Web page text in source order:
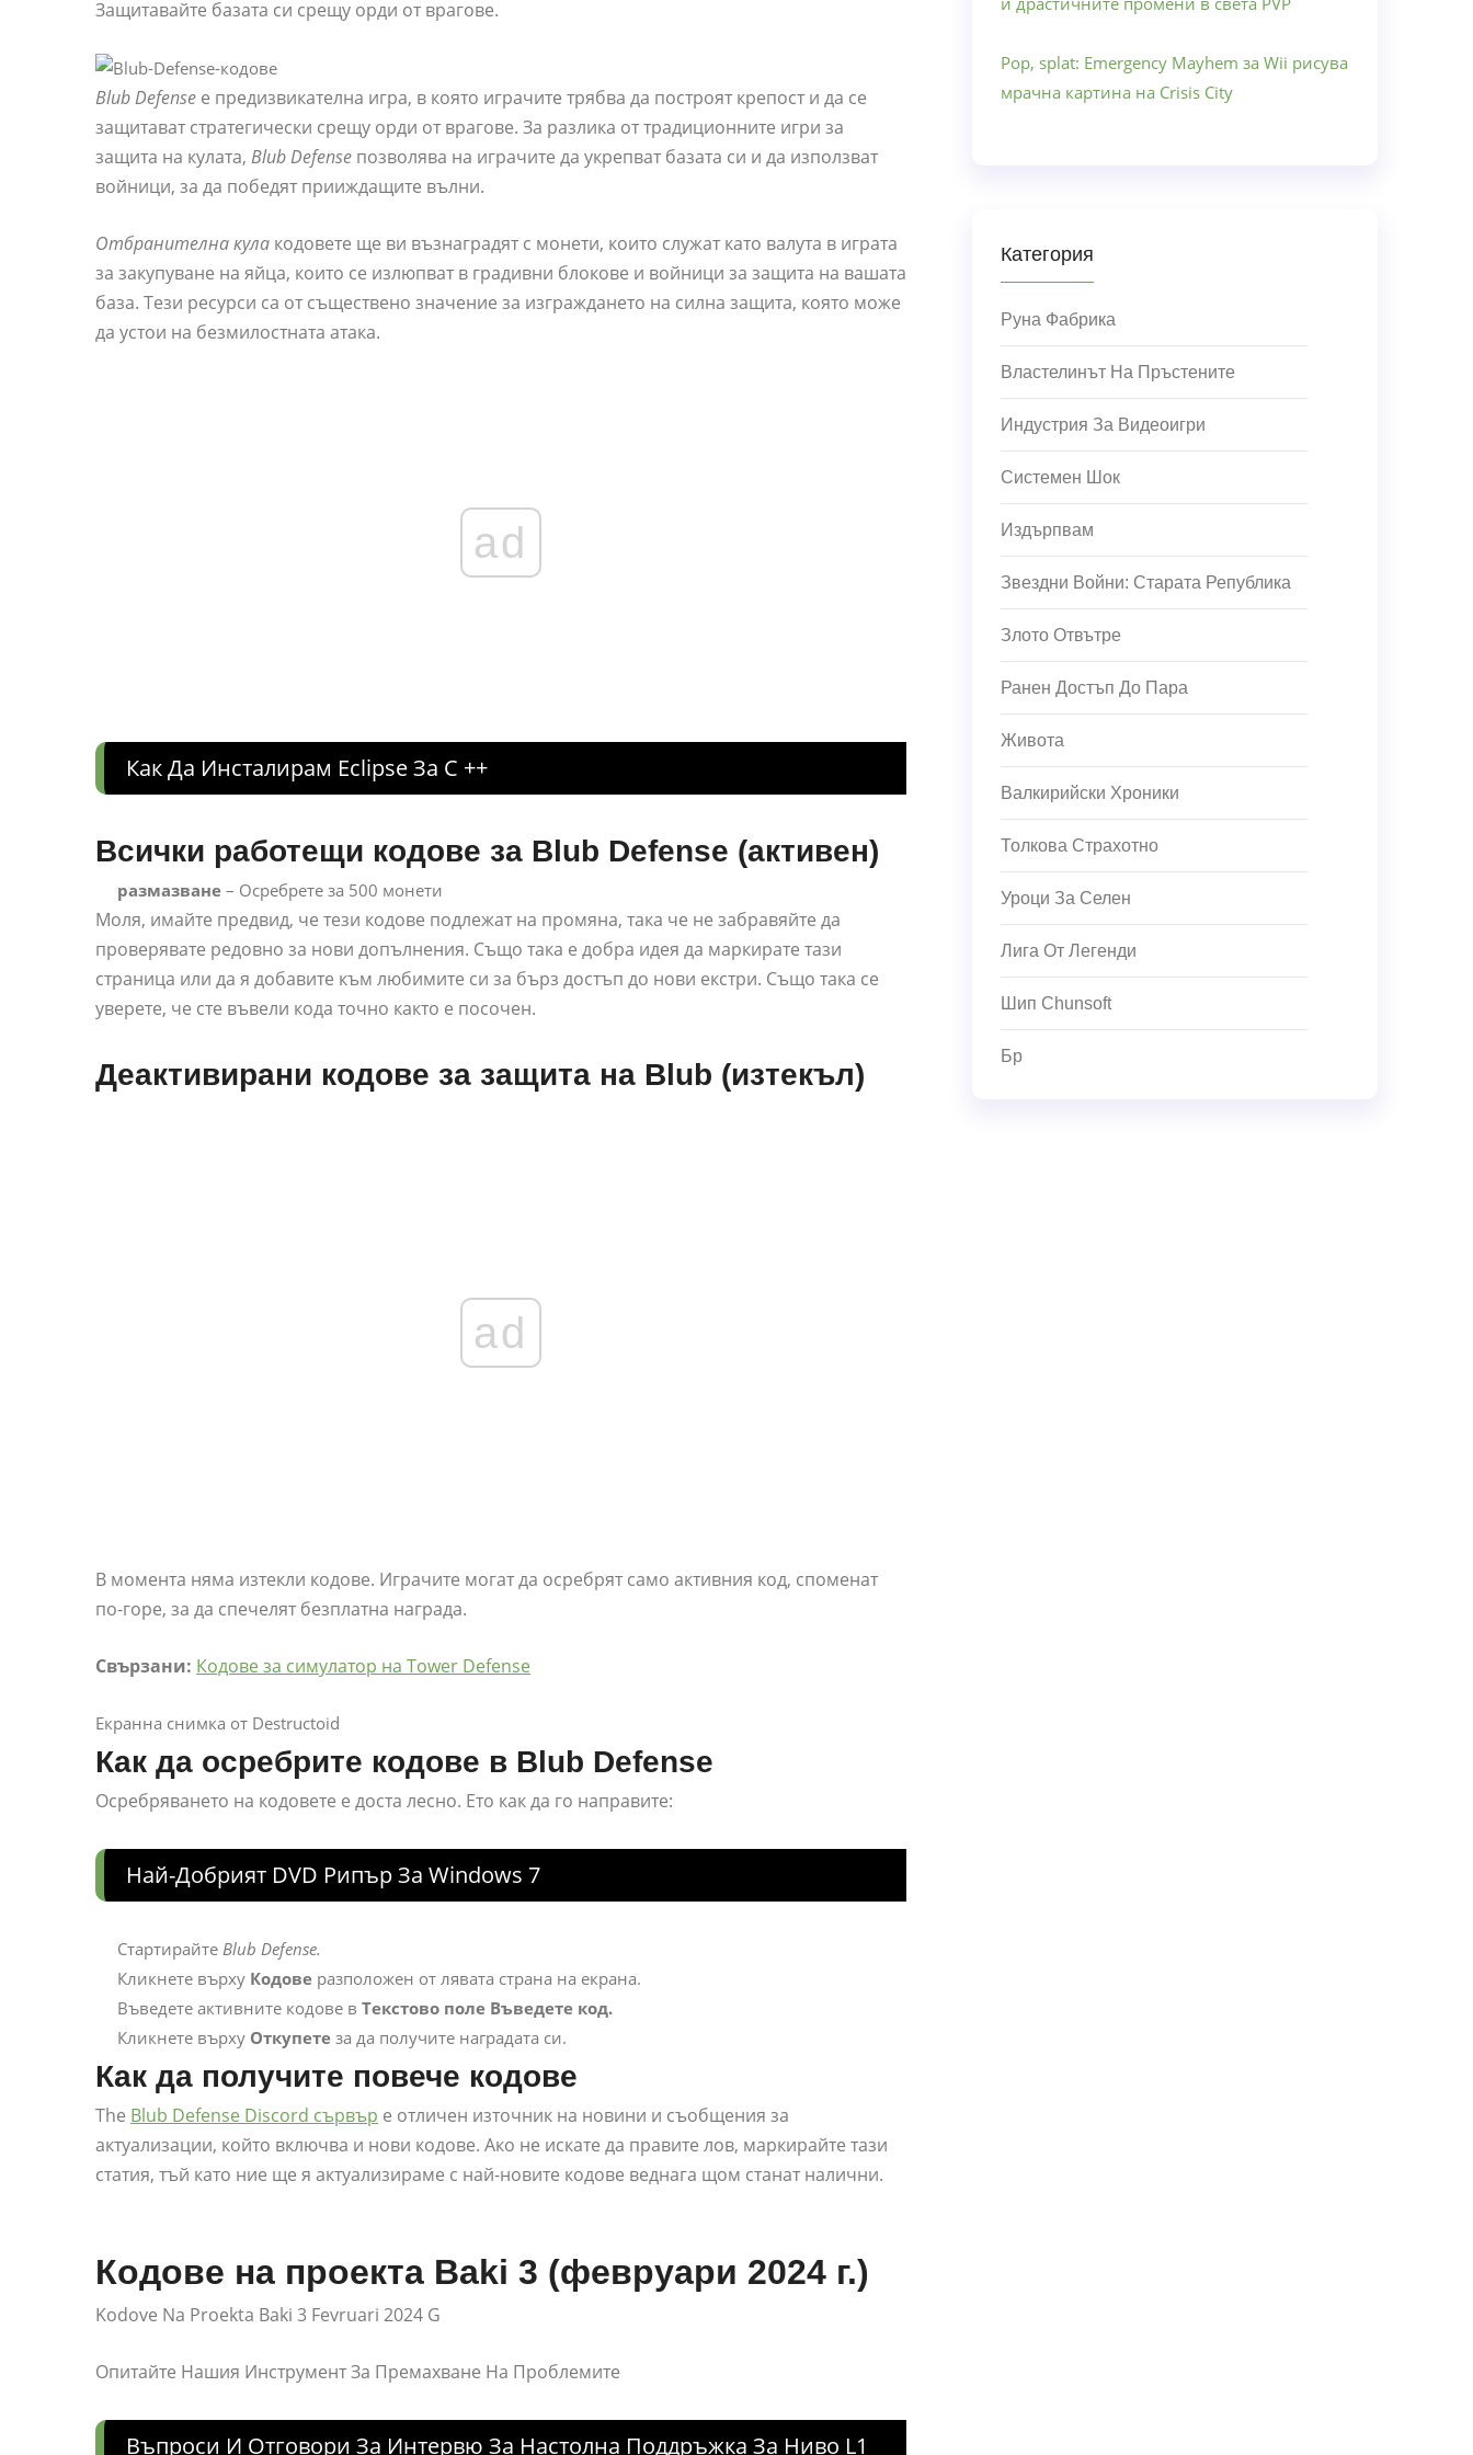
Защитавайте базата си срещу орди от врагове.
Blub Defense е предизвикателна игра, в която играчите трябва да построят крепост и да се
защитават стратегически срещу орди от врагове. За разлика от традиционните игри за
защита на кулата, Blub Defense позволява на играчите да укрепват базата си и да използват
войници, за да победят прииждащите вълни.
Отбранителна кула кодовете ще ви възнаградят с монети, които служат като валута в играта
за закупуване на яйца, които се излюпват в градивни блокове и войници за защита на вашата
база. Тези ресурси са от съществено значение за изграждането на силна защита, която може
да устои на безмилостната атака.
ad
Как Да Инсталирам Eclipse За C ++
Всички работещи кодове за Blub Defense (активен)
размазване – Осребрете за 500 монети
Моля, имайте предвид, че тези кодове подлежат на промяна, така че не забравяйте да
проверявате редовно за нови допълнения. Също така е добра идея да маркирате тази
страница или да я добавите към любимите си за бърз достъп до нови екстри. Също така се
уверете, че сте въвели кода точно както е посочен.
Деактивирани кодове за защита на Blub (изтекъл)
ad
В момента няма изтекли кодове. Играчите могат да осребрят само активния код, споменат
по-горе, за да спечелят безплатна награда.
Свързани: Кодове за симулатор на Tower Defense
Екранна снимка от Destructoid
Как да осребрите кодове в Blub Defense
Осребряването на кодовете е доста лесно. Ето как да го направите:
Най-Добрият DVD Рипър За Windows 7
Стартирайте Blub Defense.
Кликнете върху Кодове разположен от лявата страна на екрана.
Въведете активните кодове в Текстово поле Въведете код.
Кликнете върху Откупете за да получите наградата си.
Как да получите повече кодове
The Blub Defense Discord сървър е отличен източник на новини и съобщения за
актуализации, който включва и нови кодове. Ако не искате да правите лов, маркирайте тази
статия, тъй като ние ще я актуализираме с най-новите кодове веднага щом станат налични.
Кодове на проекта Baki 3 (февруари 2024 г.)
Kodove Na Proekta Baki 3 Fevruari 2024 G
Опитайте Нашия Инструмент За Премахване На Проблемите
Въпроси И Отговори За Интервю За Настолна Поддръжка За Ниво L1
Pop, splat: Emergency Mayhem за Wii рисува
мрачна картина на Crisis City
Категория
Руна Фабрика
Властелинът На Пръстените
Индустрия За Видеоигри
Системен Шок
Издърпвам
Звездни Войни: Старата Република
Злото Отвътре
Ранен Достъп До Пара
Живота
Валкирийски Хроники
Толкова Страхотно
Уроци За Селен
Лига От Легенди
Шип Chunsoft
Бр